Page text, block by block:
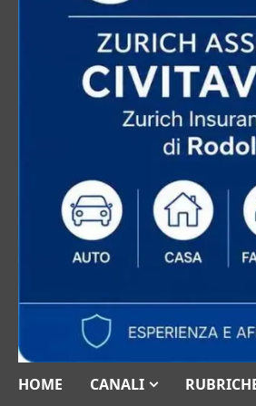
HOME CANALI